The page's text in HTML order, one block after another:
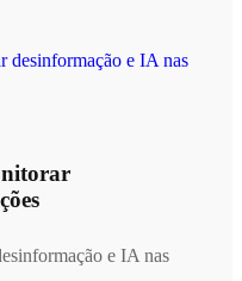
e IA nas